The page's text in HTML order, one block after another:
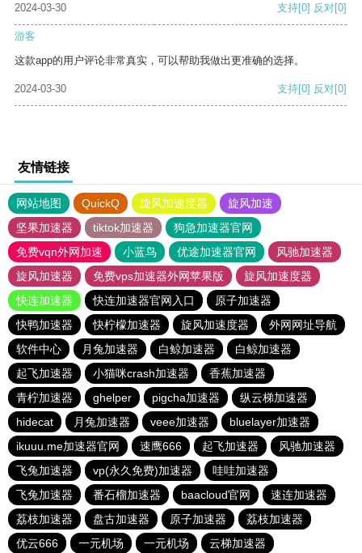
2024-03-30 支持[0] 反对[0]
游客
这款app的用户评论非常真实，可以帮助我做出更准确的选择。
2024-03-30 支持[0] 反对[0]
友情链接
网站地图 QuickQ 旋风加速度器
旋风加速
坚果加速器
tiktok加速器
狗急加速器官网
免费vqn外网加速
小蓝鸟 优途加速器官网
风驰加速器
旋风加速器
免费vps加速器外网苹果版
旋风加速度器
快连加速器
快连加速器官网入口
原子加速器
快鸭加速器
快柠檬加速器 旋风加速度器
外网网址导航
软件中心
月兔加速器 白鲸加速器
白鲸加速器
起飞加速器
小猫咪crash加速器
香蕉加速器
青柠加速器
ghelper pigcha加速器
纵云梯加速器
hidecat
月兔加速器 veee加速器
bluelayer加速器
ikuuu.me加速器官网
速鹰666 起飞加速器
风驰加速器
飞兔加速器
vp(永久免费)加速器
哇哇加速器
飞兔加速器
番石榴加速器 baacloud官网
速连加速器
荔枝加速器
盘古加速器 原子加速器
荔枝加速器
优云666
一元机场 一元机场 云梯加速器